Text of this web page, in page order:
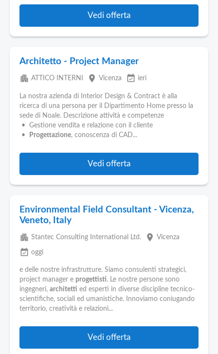
Vedi offerta
Architetto - Project Manager
apartment ATTICO INTERNI place Vicenza event_available ieri
La nostra azienda di Interior Design & Contract è alla
ricerca di una persona per il Dipartimento Home presso la
sede di Noale. Descrizione attività e competenze
• Gestione vendita e relazione con il cliente
•
Progettazione, conoscenza di CAD...
Vedi offerta
Environmental Field Consultant - Vicenza,
Veneto, Italy
apartment Stantec Consulting International Ltd. place Vicenza
event_available oggi
e delle nostre infrastrutture. Siamo consulenti strategici,
project manager e progettisti. Le nostre persone sono
ingegneri, architetti ed esperti in diverse discipline tecnico-
scientifiche, sociali ed umanistiche. Innoviamo coniugando
territorio, creatività e relazioni...
Vedi offerta